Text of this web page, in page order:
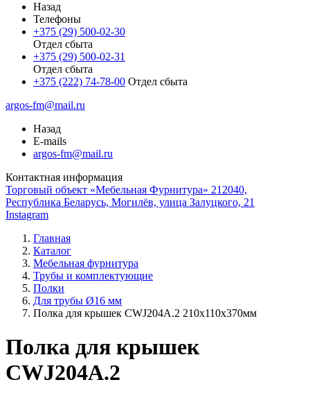
Назад
Телефоны
+375 (29) 500-02-30
Отдел сбыта
+375 (29) 500-02-31
Отдел сбыта
+375 (222) 74-78-00 Отдел сбыта
argos-fm@mail.ru
Назад
E-mails
argos-fm@mail.ru
Контактная информация
Торговый объект «Мебельная Фурнитура» 212040,
Республика Беларусь, Могилёв, улица Залуцкого, 21
Instagram
Главная
Каталог
Мебельная фурнитура
Трубы и комплектующие
Полки
Для трубы Ø16 мм
Полка для крышек CWJ204A.2 210х110х370мм
Полка для крышек
CWJ204A.2